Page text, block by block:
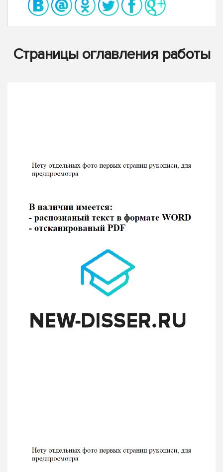
Страницы оглавления работы